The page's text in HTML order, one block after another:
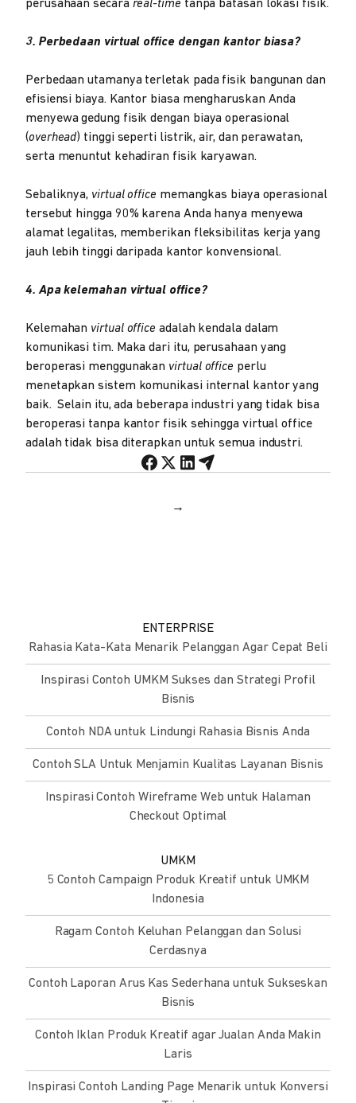
perusahaan secara real-time tanpa batasan lokasi fisik.
3. Perbedaan virtual office dengan kantor biasa?
Perbedaan utamanya terletak pada fisik bangunan dan
efisiensi biaya. Kantor biasa mengharuskan Anda
menyewa gedung fisik dengan biaya operasional
(overhead) tinggi seperti listrik, air, dan perawatan,
serta menuntut kehadiran fisik karyawan.
Sebaliknya, virtual office memangkas biaya operasional
tersebut hingga 90% karena Anda hanya menyewa
alamat legalitas, memberikan fleksibilitas kerja yang
jauh lebih tinggi daripada kantor konvensional.
4. Apa kelemahan virtual office?
Kelemahan virtual officeadalah kendala dalam
komunikasi tim. Maka dari itu, perusahaan yang
beroperasi menggunakan virtual office perlu
menetapkan sistem komunikasi internal kantor yang
baik. Selain itu, ada beberapa industri yang tidak bisa
beroperasi tanpa kantor fisik sehingga virtual office
adalah tidak bisa diterapkan untuk semua industri.
→
ENTERPRISE
Rahasia Kata-Kata Menarik Pelanggan Agar Cepat Beli
Inspirasi Contoh UMKM Sukses dan Strategi Profil
Bisnis
Contoh NDA untuk Lindungi Rahasia Bisnis Anda
Contoh SLA Untuk Menjamin Kualitas Layanan Bisnis
Inspirasi Contoh Wireframe Web untuk Halaman
Checkout Optimal
UMKM
5 Contoh Campaign Produk Kreatif untuk UMKM
Indonesia
Ragam Contoh Keluhan Pelanggan dan Solusi
Cerdasnya
Contoh Laporan Arus Kas Sederhana untuk Sukseskan
Bisnis
Contoh Iklan Produk Kreatif agar Jualan Anda Makin
Laris
Inspirasi Contoh Landing Page Menarik untuk Konversi